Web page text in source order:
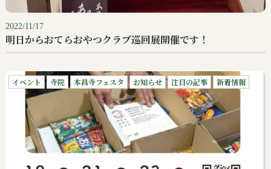
2022/11/17
明日からおてらおやつクラブ巡回展開催です！
イベント 寺院 本昌寺フェスタ お知らせ 注目の記事 新着情報